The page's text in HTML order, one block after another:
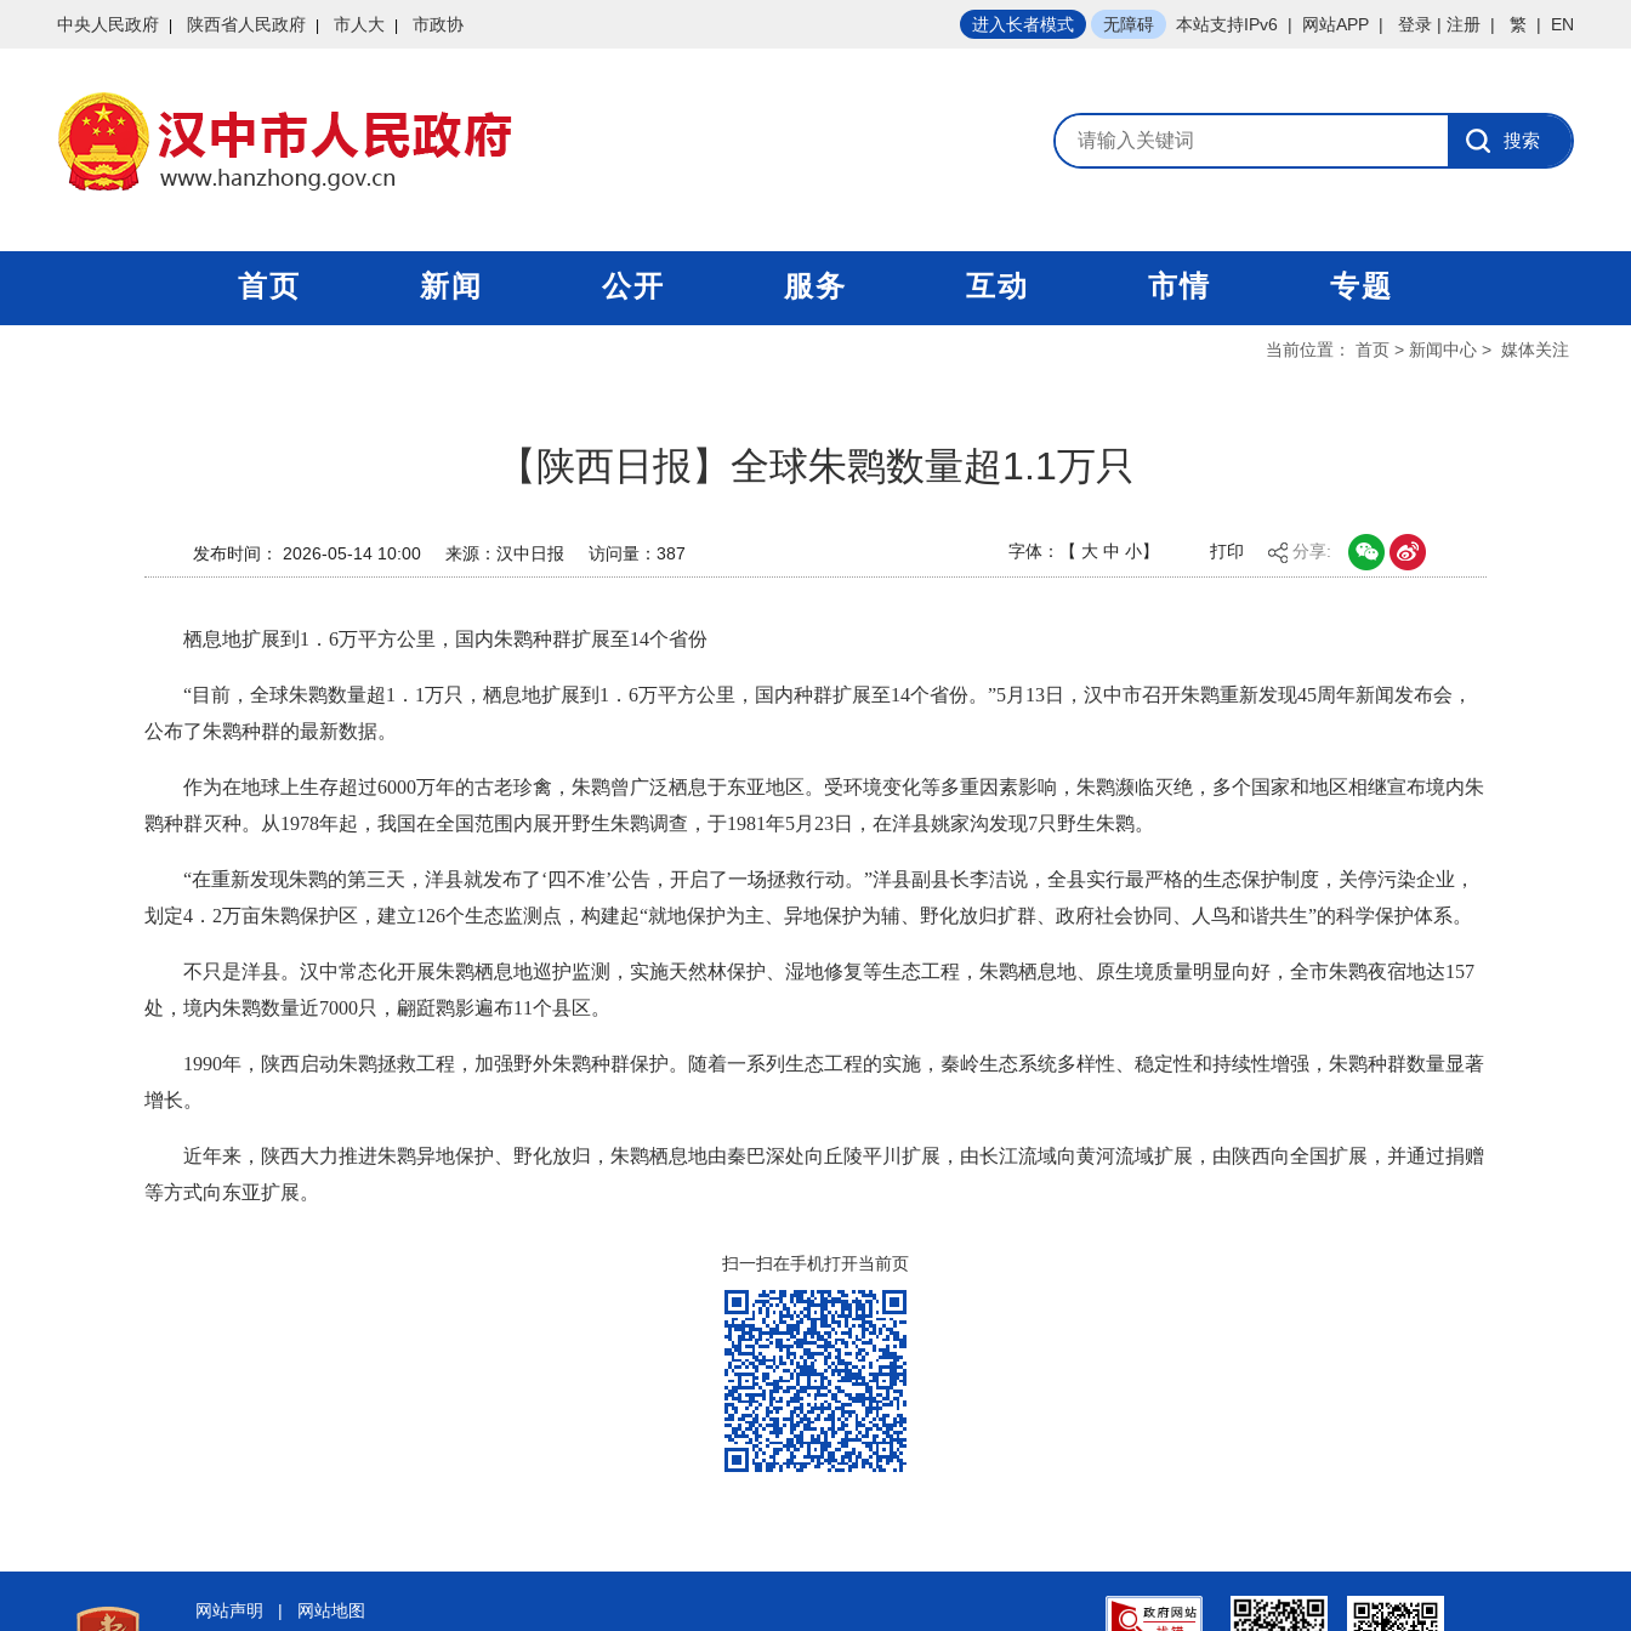
中央人民政府 陕西省人民政府 市人大 市政协 进入长者模式 无障碍 本站支持IPv6 | 网站APP | 登录 | 注册 | 繁 | EN
首页 新闻 公开 服务 互动 市情 专题
当前位置： 首页 > 新闻中心 > 媒体关注
【陕西日报】全球朱鹮数量超1.1万只
发布时间： 2026-05-14 10:00 来源： 汉中日报 访问量： 387 字体：【 大 中 小】 打印 分享:
栖息地扩展到1．6万平方公里，国内朱鹮种群扩展至14个省份
“目前，全球朱鹮数量超1．1万只，栖息地扩展到1．6万平方公里，国内种群扩展至14个省份。”5月13日，汉中市召开朱鹮重新发现45周年新闻发布会，
公布了朱鹮种群的最新数据。
作为在地球上生存超过6000万年的古老珍禽，朱鹮曾广泛栖息于东亚地区。受环境变化等多重因素影响，朱鹮濒临灭绝，多个国家和地区相继宣布境内朱
鹮种群灭种。从1978年起，我国在全国范围内展开野生朱鹮调查，于1981年5月23日，在洋县姚家沟发现7只野生朱鹮。
“在重新发现朱鹮的第三天，洋县就发布了‘四不准’公告，开启了一场拯救行动。”洋县副县长李洁说，全县实行最严格的生态保护制度，关停污染企业，
划定4．2万亩朱鹮保护区，建立126个生态监测点，构建起“就地保护为主、异地保护为辅、野化放归扩群、政府社会协同、人鸟和谐共生”的科学保护体系。
不只是洋县。汉中常态化开展朱鹮栖息地巡护监测，实施天然林保护、湿地修复等生态工程，朱鹮栖息地、原生境质量明显向好，全市朱鹮夜宿地达157
处，境内朱鹮数量近7000只，翩跹鹮影遍布11个县区。
1990年，陕西启动朱鹮拯救工程，加强野外朱鹮种群保护。随着一系列生态工程的实施，秦岭生态系统多样性、稳定性和持续性增强，朱鹮种群数量显著
增长。
近年来，陕西大力推进朱鹮异地保护、野化放归，朱鹮栖息地由秦巴深处向丘陵平川扩展，由长江流域向黄河流域扩展，由陕西向全国扩展，并通过捐赠
等方式向东亚扩展。
扫一扫在手机打开当前页
网站声明 |
网站地图